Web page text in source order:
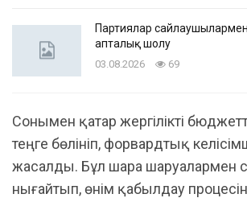
Партиялар
апталық шолу
03.08.2026 69
Сонымен қатар жергілікті
теңге бөлініп, форвардтық
жасалды. Бұл шара шаруалармен
нығайтып, өнім қабылдау